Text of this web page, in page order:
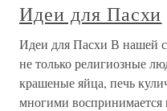
Идеи для Пасхи
Идеи для Пасхи В нашей
не только религиозные
крашеные яйца, печь
многими воспринимается